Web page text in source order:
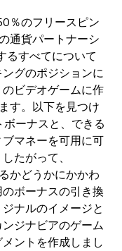
％のフリースピン
通貨パートナーシ
るすべてについて
グのポジションに
ビデオゲームに作
す。以下を見つけ
ーナスと、できる
マネーを可用に可
たがって、
かどうかにかかわ
ボーナスの引き換
ナルのイメージと
ジナビアのゲーム
ントを作成しまし